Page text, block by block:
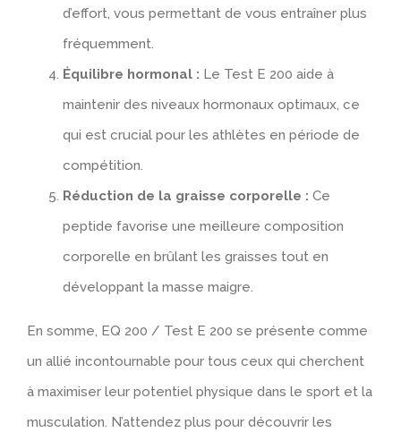
d’effort, vous permettant de vous entraîner plus
fréquemment.
Équilibre hormonal : Le Test E 200 aide à
maintenir des niveaux hormonaux optimaux, ce
qui est crucial pour les athlètes en période de
compétition.
Réduction de la graisse corporelle : Ce
peptide favorise une meilleure composition
corporelle en brûlant les graisses tout en
développant la masse maigre.
En somme, EQ 200 / Test E 200 se présente comme
un allié incontournable pour tous ceux qui cherchent
à maximiser leur potentiel physique dans le sport et la
musculation. N’attendez plus pour découvrir les